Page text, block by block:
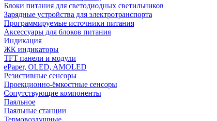
Блоки питания для светодиодных светильников
Зарядные устройства для электротранспорта
Программируемые источники питания
Аксессуары для блоков питания
Индикация
ЖК индикаторы
TFT панели и модули
ePaper, OLED, AMOLED
Резистивные сенсоры
Проекционно-ёмкостные сенсоры
Сопутствующие компоненты
Паяльное
Паяльные станции
Термовоздушные